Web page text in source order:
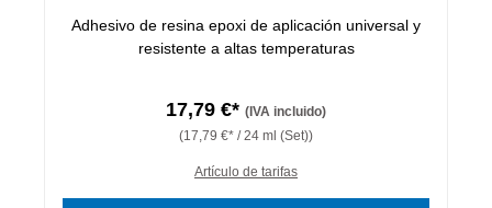
Adhesivo de resina epoxi de aplicación universal y
resistente a altas temperaturas
17,79 €* (IVA incluido)
(17,79 €* / 24 ml (Set))
Artículo de tarifas